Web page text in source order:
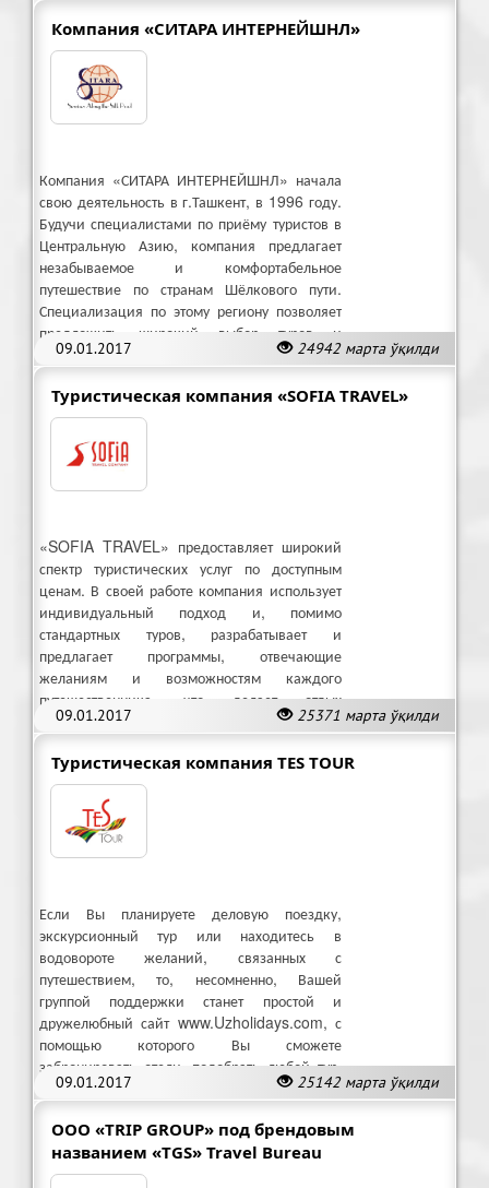
Компания «СИТАРА ИНТЕРНЕЙШНЛ»
09.01.2017 24942 марта ўқилди
Компания «СИТАРА ИНТЕРНЕЙШНЛ» начала
свою деятельность в г.Ташкент, в 1996 году.
Будучи специалистами по приёму туристов в
Центральную Азию, компания предлагает
незабываемое и комфортабельное
путешествие по странам Шёлкового пути.
Специализация по этому региону позволяет
предложить широкий выбор туров и
отличное качество обслуживания
Туристическая компания «SOFIA TRAVEL»
09.01.2017 25371 марта ўқилди
«SOFIA TRAVEL» предоставляет широкий
спектр туристических услуг по доступным
ценам. В своей работе компания использует
индивидуальный подход и, помимо
стандартных туров, разрабатывает и
предлагает программы, отвечающие
желаниям и возможностям каждого
путешественника, что делает отдых
качественным и исключает лишние затраты.
Туристическая компания TES TOUR
09.01.2017 25142 марта ўқилди
Если Вы планируете деловую поездку,
экскурсионный тур или находитесь в
водовороте желаний, связанных с
путешествием, то, несомненно, Вашей
группой поддержки станет простой и
дружелюбный сайт www.Uzholidays.com, с
помощью которого Вы сможете
забронировать отели, подобрать любой тур,
оформив заказ через интернет.
ООО «TRIP GROUP» под брендовым
названием «TGS» Travel Bureau